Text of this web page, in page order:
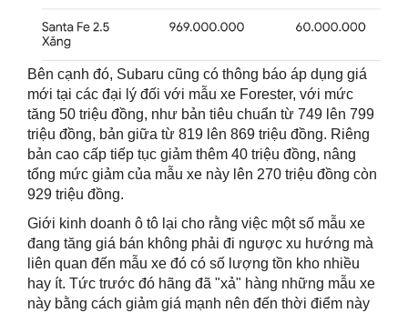
Bên cạnh đó, Subaru cũng có thông báo áp dụng giá
mới tại các đại lý đối với mẫu xe Forester, với mức
tăng 50 triệu đồng, như bản tiêu chuẩn từ 749 lên 799
triệu đồng, bản giữa từ 819 lên 869 triệu đồng. Riêng
bản cao cấp tiếp tục giảm thêm 40 triệu đồng, nâng
tổng mức giảm của mẫu xe này lên 270 triệu đồng còn
929 triệu đồng.
Giới kinh doanh ô tô lại cho rằng việc một số mẫu xe
đang tăng giá bán không phải đi ngược xu hướng mà
liên quan đến mẫu xe đó có số lượng tồn kho nhiều
hay ít. Tức trước đó hãng đã "xả" hàng những mẫu xe
này bằng cách giảm giá mạnh nên đến thời điểm này